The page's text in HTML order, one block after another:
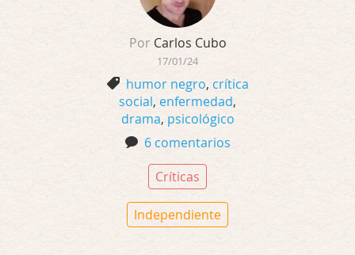
Por Carlos Cubo
17/01/24
humor negro, crítica
social, enfermedad,
drama, psicológico
6 comentarios
Críticas
Independiente